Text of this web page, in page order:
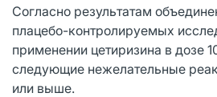
Согласно результатам
плацебо-контролируемых
применении цетиризина в дозе
следующие нежелательные
или выше.